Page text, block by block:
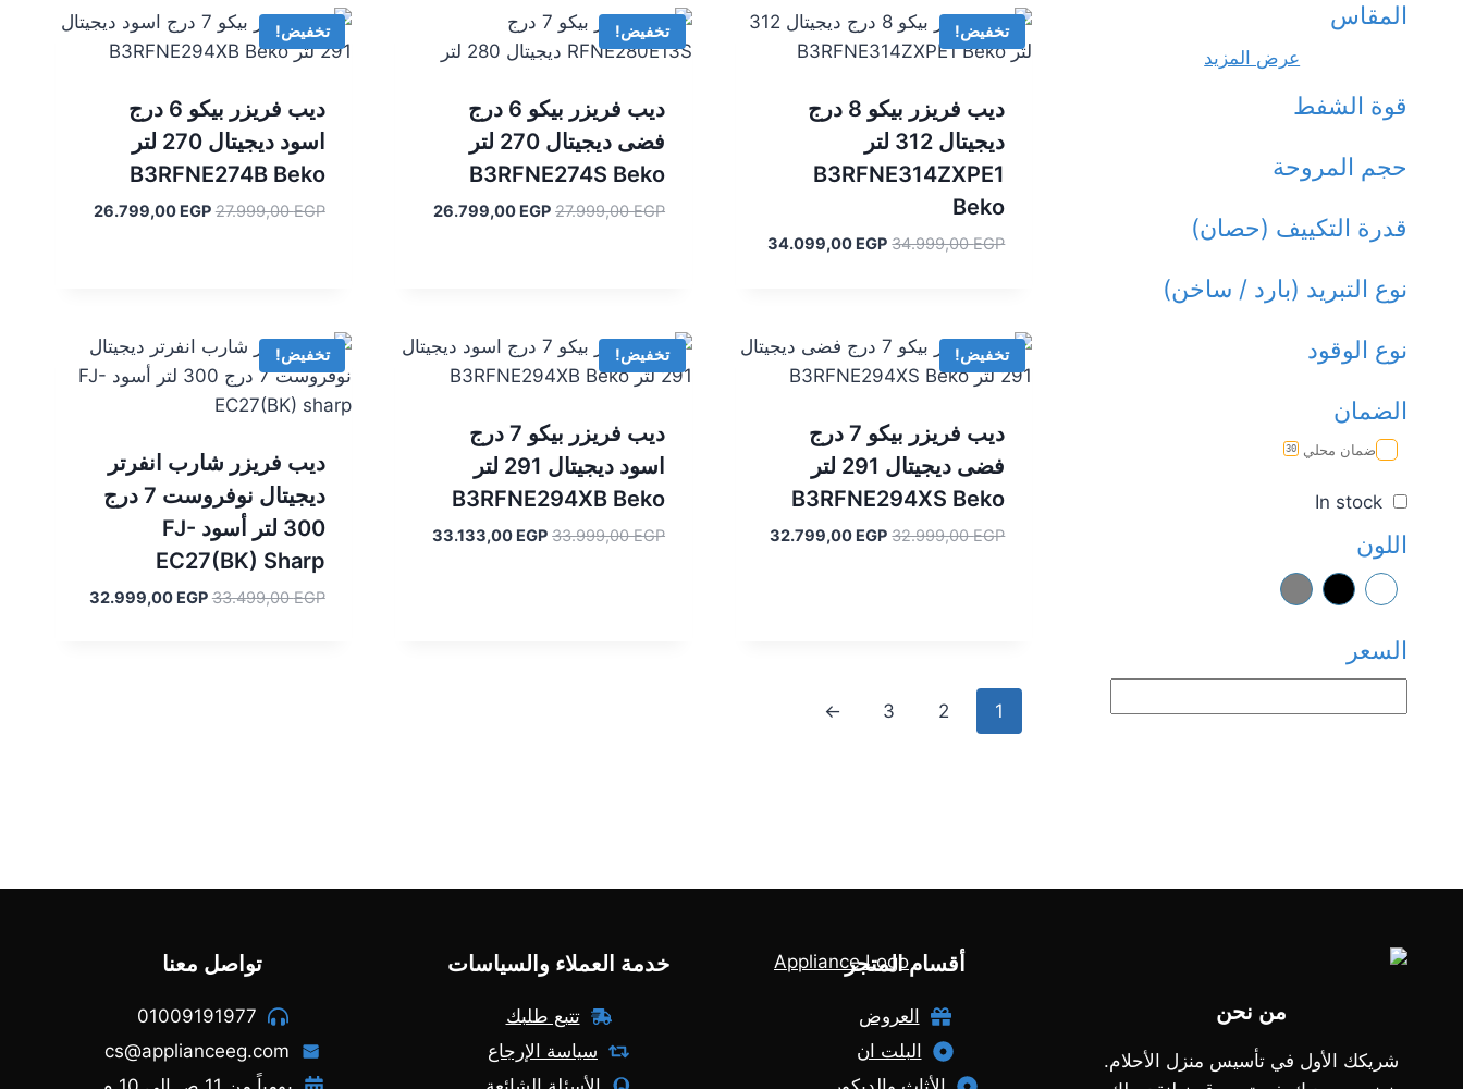
تخفيض!
ديب فريزر بيكو 8 درج
ديجيتال 312 لتر
B3RFNE314ZXPE1
Beko
34.999,00EGP
السعر34.099,00 EGP
السعر
تخفيض!
ديب فريزر بيكو 6 درج
فضى ديجيتال 270 لتر
B3RFNE274S Beko
27.999,00EGP
السعر26.799,00 EGP
السعر
تخفيض!
ديب فريزر بيكو 6 درج
اسود ديجيتال 270 لتر
B3RFNE274B Beko
27.999,00EGP
السعر26.799,00 EGP
السعر
تخفيض!
ديب فريزر بيكو 7 درج
فضى ديجيتال 291 لتر
B3RFNE294XS Beko
32.999,00EGP
السعر32.799,00 EGP
السعر
تخفيض!
ديب فريزر بيكو 7 درج
اسود ديجيتال 291 لتر
B3RFNE294XB Beko
33.999,00EGP
السعر33.133,00 EGP
السعر
تخفيض!
ديب فريزر شارب انفرتر
ديجيتال نوفروست 7 درج
300 لتر أسود FJ-
EC27(BK) Sharp
33.499,00EGP
السعر32.999,00 EGP
السعر
1
2
3
←
المقاس
عرض المزيد
قوة الشفط
حجم المروحة
قدرة التكييف (حصان)
نوع التبريد (بارد / ساخن)
نوع الوقود
الضمان
ضمان محلي 30
In stock
اللون
السعر
من نحن
شريكك الأول في تأسيس منزل الأحلام.
أقسام المتجر
العروض
البلت ان
خدمة العملاء والسياسات
تتبع طلبك
سياسة الإرجاع
تواصل معنا
01009191977
cs@applianceeg.com